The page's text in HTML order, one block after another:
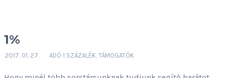
1%
2017. 01. 27. ADÓ 1 SZÁZALÉK, TÁMOGATÓK